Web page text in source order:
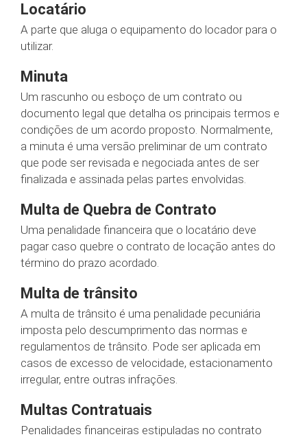
Locatário
A parte que aluga o equipamento do locador para o
utilizar.
Minuta
Um rascunho ou esboço de um contrato ou
documento legal que detalha os principais termos e
condições de um acordo proposto. Normalmente,
a minuta é uma versão preliminar de um contrato
que pode ser revisada e negociada antes de ser
finalizada e assinada pelas partes envolvidas.
Multa de Quebra de Contrato
Uma penalidade financeira que o locatário deve
pagar caso quebre o contrato de locação antes do
término do prazo acordado.
Multa de trânsito
A multa de trânsito é uma penalidade pecuniária
imposta pelo descumprimento das normas e
regulamentos de trânsito. Pode ser aplicada em
casos de excesso de velocidade, estacionamento
irregular, entre outras infrações.
Multas Contratuais
Penalidades financeiras estipuladas no contrato